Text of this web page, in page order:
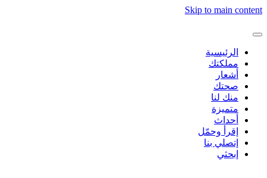
Skip to main
الرئيسية
مملكتك
أشعار
صحتك
منك لنا
متميزة
أحداث
إقرأ وحمّل
إتصلي بنا
إبحثي